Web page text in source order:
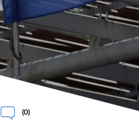
(0)